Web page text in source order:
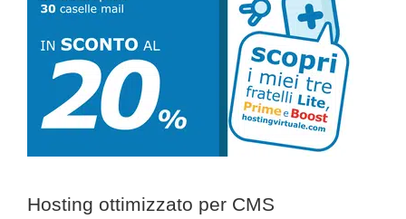
Hosting ottimizzato per CMS